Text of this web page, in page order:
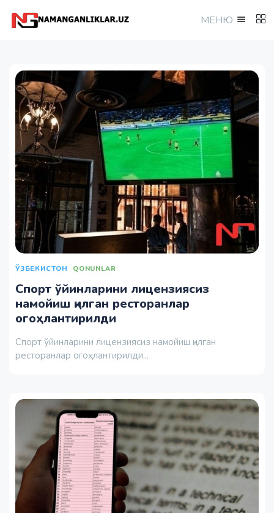
МEНЮ
ЎЗБЕКИСТОН QONUNLAR
Спорт ўйинларини лицензиясиз
намойиш қилган ресторанлар
огоҳлантирилди
Спорт ўйинларини лицензиясиз намойиш қилган
ресторанлар огоҳлантирилди...